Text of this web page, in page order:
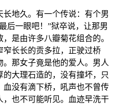
地久。有一个传说：有个男
后一眼吧！”狱卒说，让那男
是由许多八瓣菊花组合的。
窄长长的贡多拉，正驶过桥
那女子竟是他的爱人。男人
大理石造的，没有撞坏，只
没有滴下桥，吼声也不曾传
也不可能听见。血迹早洗干